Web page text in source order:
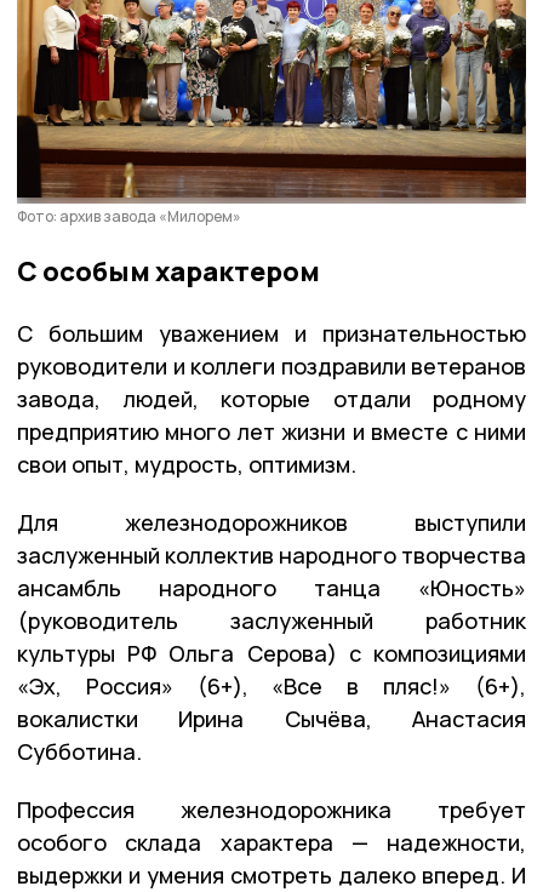
Фото: архив завода «Милорем»
С особым характером
С большим уважением и признательностью
руководители и коллеги поздравили ветеранов
завода, людей, которые отдали родному
предприятию много лет жизни и вместе с ними
свои опыт, мудрость, оптимизм.
Для железнодорожников выступили
заслуженный коллектив народного творчества
ансамбль народного танца «Юность»
(руководитель заслуженный работник
культуры РФ Ольга Серова) с композициями
«Эх, Россия» (6+), «Все в пляс!» (6+),
вокалистки Ирина Сычёва, Анастасия
Субботина.
Профессия железнодорожника требует
особого склада характера — надежности,
выдержки и умения смотреть далеко вперед. И